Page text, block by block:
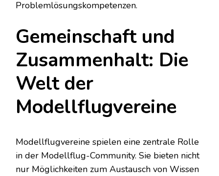
Problemlösungskompetenzen.
Gemeinschaft und
Zusammenhalt: Die
Welt der
Modellflugvereine
Modellflugvereine spielen eine zentrale Rolle
in der Modellflug-Community. Sie bieten nicht
nur Möglichkeiten zum Austausch von Wissen